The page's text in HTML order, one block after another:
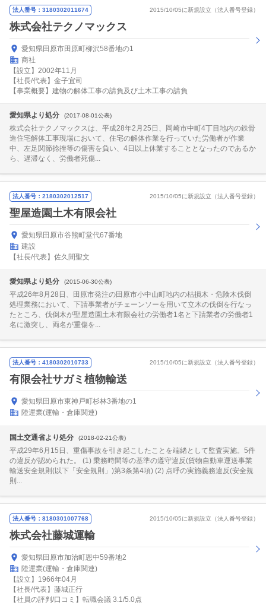
法人番号：3180302011674 2015/10/05に新規設立（法人番号登録）
株式会社テクノマックス
愛知県田原市田原町柳沢58番地の1
商社
【設立】2002年11月
【社長/代表】金子宜司
【事業概要】建物の解体工事の請負及び土木工事の請負
愛知県より処分 (2017-08-01公表)
株式会社テクノマックスは、平成28年2月25日、岡崎市中町4丁目地内の鉄骨
造住宅解体工事現場において、住宅の解体作業を行っていた労働者が作業
中、左足関節捻挫等の傷害を負い、4日以上休業することとなったのであるか
ら、遅滞なく、労働者死傷...
法人番号：2180302012517 2015/10/05に新規設立（法人番号登録）
聖屋造園土木有限会社
愛知県田原市谷熊町堂代67番地
建設
【社長/代表】佐久間聖文
愛知県より処分 (2015-06-30公表)
平成26年8月28日、田原市発注の田原市小中山町地内の枯損木・危険木伐倒
処理業務において、下請事業者がチェーンソーを用いて立木の伐倒を行なっ
たところ、伐倒木が聖屋造園土木有限会社の労働者1名と下請業者の労働者1
名に激突し、両名が重傷を...
法人番号：4180302010733 2015/10/05に新規設立（法人番号登録）
有限会社サガミ植物輸送
愛知県田原市東神戸町杉林3番地の1
陸運業(運輸・倉庫関連)
国土交通省より処分 (2018-02-21公表)
平成29年6月15日、重傷事故を引き起こしたことを端緒として監査実施。5件
の違反が認められた。 (1) 乗務時間等の基準の遵守違反(貨物自動車運送事業
輸送安全規則(以下「安全規則」)第3条第4項) (2) 点呼の実施義務違反(安全規
則...
法人番号：8180301007768 2015/10/05に新規設立（法人番号登録）
株式会社藤城運輸
愛知県田原市加治町恩中59番地2
陸運業(運輸・倉庫関連)
【設立】1966年04月
【社長/代表】藤城正行
【社員の評判/口コミ】転職会議 3.1/5.0点